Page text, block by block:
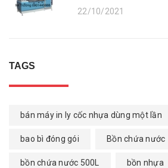
22/10/2021
TAGS
bán máy in ly cốc nhựa dùng một lần
bao bì đóng gói Bồn chứa nước
bồn chứa nước 500L bồn nhựa